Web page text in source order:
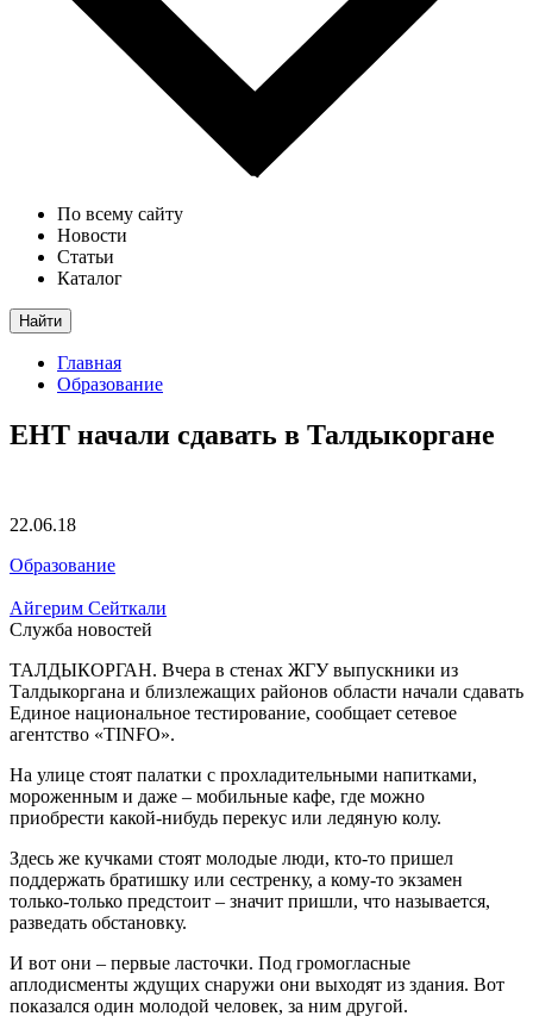
По всему сайту
Новости
Статьи
Каталог
Найти
Главная
Образование
ЕНТ начали сдавать в Талдыкоргане
22.06.18
Образование
Айгерим Сейткали
Служба новостей
ТАЛДЫКОРГАН. Вчера в стенах ЖГУ выпускники из
Талдыкоргана и близлежащих районов области начали сдавать
Единое национальное тестирование, сообщает сетевое
агентство «TINFO».
На улице стоят палатки с прохладительными напитками,
мороженным и даже – мобильные кафе, где можно
приобрести какой-нибудь перекус или ледяную колу.
Здесь же кучками стоят молодые люди, кто-то пришел
поддержать братишку или сестренку, а кому-то экзамен
только-только предстоит – значит пришли, что называется,
разведать обстановку.
И вот они – первые ласточки. Под громогласные
аплодисменты ждущих снаружи они выходят из здания. Вот
показался один молодой человек, за ним другой.